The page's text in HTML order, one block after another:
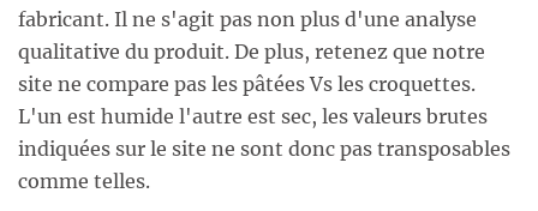
fabricant. Il ne s'agit pas non plus d'une analyse
qualitative du produit. De plus, retenez que notre
site ne compare pas les pâtées Vs les croquettes.
L'un est humide l'autre est sec, les valeurs brutes
indiquées sur le site ne sont donc pas transposables
comme telles.